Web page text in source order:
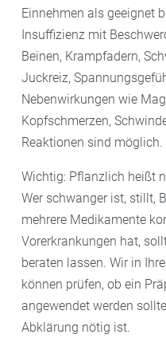
Einnehmen als geeignet
Insuffizienz mit
Beinen, Krampfadern,
Juckreiz,
Nebenwirkungen wie
Kopfschmerzen,
Reaktionen sind möglich.
Wichtig: Pflanzlich heißt
Wer schwanger ist, stillt,
mehrere Medikamente
Vorerkrankungen hat,
beraten lassen. Wir in
können prüfen, ob ein
angewendet werden
Abklärung nötig ist.